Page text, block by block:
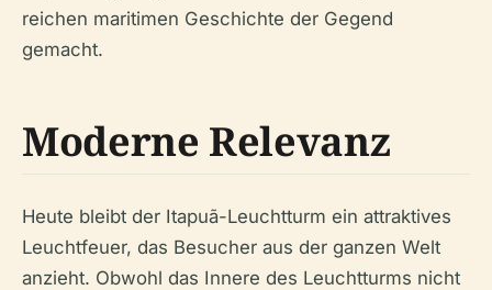
reichen maritimen Geschichte der Gegend
gemacht.
Moderne Relevanz
Heute bleibt der Itapuã-Leuchtturm ein attraktives
Leuchtfeuer, das Besucher aus der ganzen Welt
anzieht. Obwohl das Innere des Leuchtturms nicht